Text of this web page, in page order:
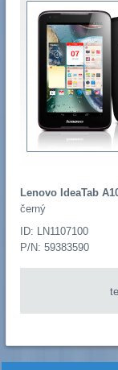
Lenovo IdeaTab
černý
ID: LN1107100
P/N: 59383590